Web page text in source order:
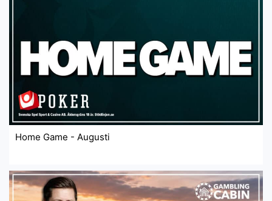
Home Game - Augusti